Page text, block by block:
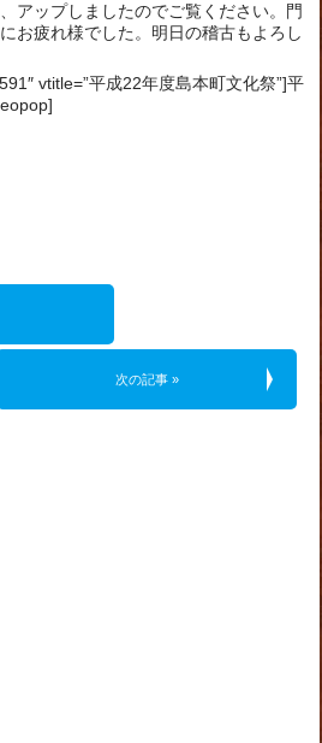
アップしましたのでご覧ください。門
お疲れ様でした。明日の稽古もよろし
vtitle=”平成22年度島本町文化祭”]平
次の記事 »